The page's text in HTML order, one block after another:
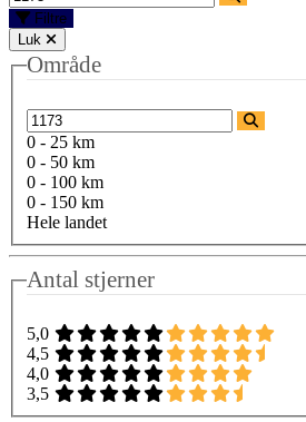
Filtre
Luk
Område
0 - 25 km
0 - 50 km
0 - 100 km
0 - 150 km
Hele landet
Antal stjerner
5,0
4,5
4,0
3,5